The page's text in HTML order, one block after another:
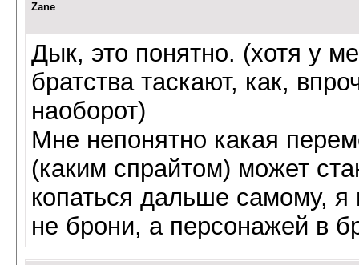
Zane
Дык, это понятно. (хотя у
братства таскают, как,
наоборот)
Мне непонятно какая
(каким спрайтом) может
копаться дальше самому,
не брони, а персонажей в